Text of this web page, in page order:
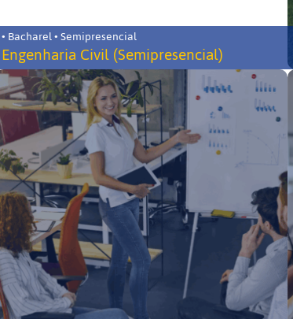
• Bacharel • Semipresencial
Engenharia Civil (Semipresencial)